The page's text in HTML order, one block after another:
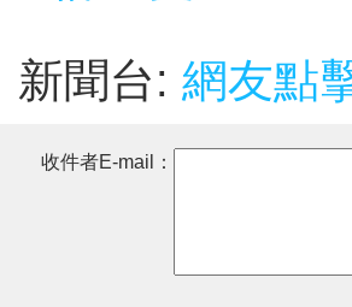
新聞台: 網友點
收件者E-mail：